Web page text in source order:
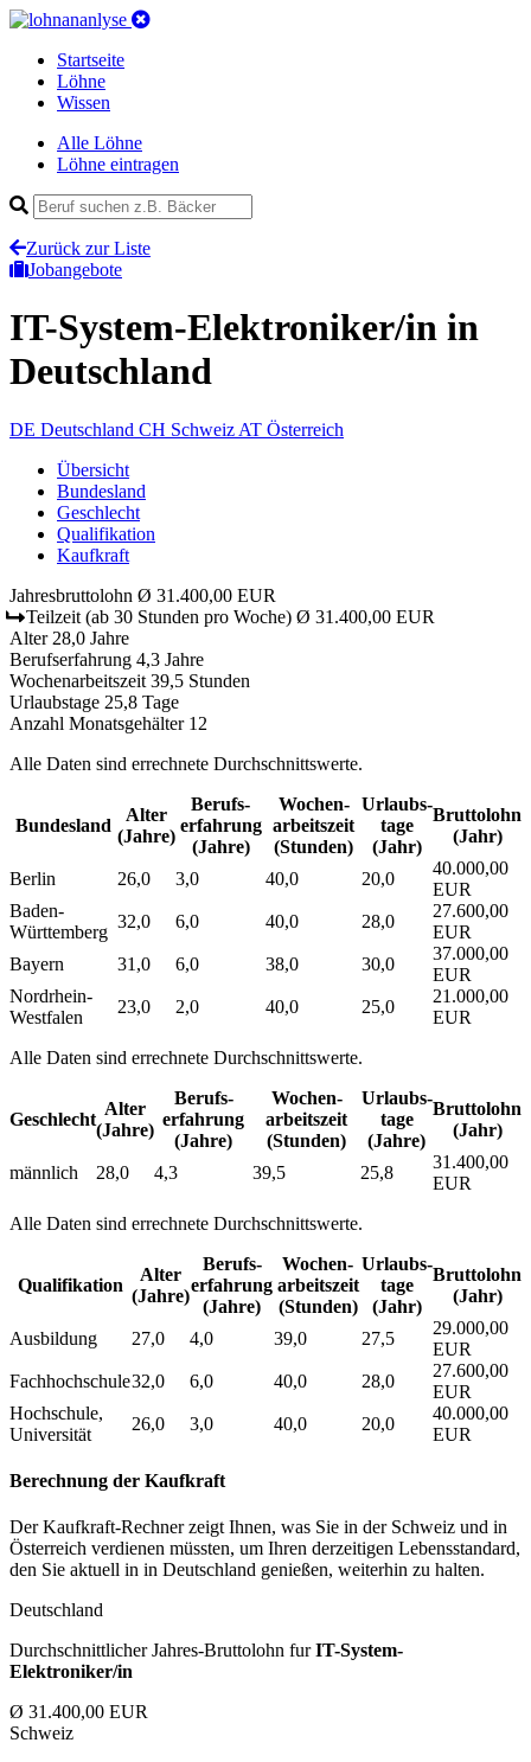
Startseite
Löhne
Wissen
Alle Löhne
Löhne eintragen
Zurück zur Liste
Jobangebote
IT-System-Elektroniker/in in
Deutschland
DE Deutschland CH Schweiz AT Österreich
Übersicht
Bundesland
Geschlecht
Qualifikation
Kaufkraft
Jahresbruttolohn Ø 31.400,00 EUR
Teilzeit (ab 30 Stunden pro Woche) Ø 31.400,00 EUR
Alter 28,0 Jahre
Berufserfahrung 4,3 Jahre
Wochenarbeitszeit 39,5 Stunden
Urlaubstage 25,8 Tage
Anzahl Monatsgehälter 12
Alle Daten sind errechnete Durchschnittswerte.
Bundesland
Alter
(Jahre)
Berufs­
erfahrung
(Jahre)
Wochen­
arbeitszeit
(Stunden)
Urlaubs­
tage
(Jahr)
Bruttolohn
(Jahr)
Berlin 26,0 3,0 40,0 20,0
40.000,00
EUR
Baden-
Württemberg
32,0 6,0 40,0 28,0
27.600,00
EUR
Bayern
31,0 6,0 38,0 30,0
37.000,00
EUR
Nordrhein-
Westfalen
23,0 2,0 40,0 25,0
21.000,00
EUR
Alle Daten sind errechnete Durchschnittswerte.
Geschlecht
Alter
(Jahre)
Berufs­
erfahrung
(Jahre)
Wochen­
arbeitszeit
(Stunden)
Urlaubs­
tage
(Jahre)
Bruttolohn
(Jahr)
männlich 28,0 4,3 39,5 25,8
31.400,00
EUR
Alle Daten sind errechnete Durchschnittswerte.
Qualifikation
Alter
(Jahre)
Berufs­
erfahrung
(Jahre)
Wochen­
arbeitszeit
(Stunden)
Urlaubs­
tage
(Jahr)
Bruttolohn
(Jahr)
Ausbildung 27,0 4,0 39,0 27,5
29.000,00
EUR
Fachhochschule32,0 6,0 40,0 28,0
27.600,00
EUR
Hochschule,
Universität
26,0 3,0 40,0 20,0
40.000,00
EUR
Berechnung der Kaufkraft
Der Kaufkraft-Rechner zeigt Ihnen, was Sie in der Schweiz und in
Österreich verdienen müssten, um Ihren derzeitigen Lebensstandard,
den Sie aktuell in in Deutschland genießen, weiterhin zu halten.
Deutschland
Durchschnittlicher Jahres-Bruttolohn furIT-System-
Elektroniker/in
Ø 31.400,00 EUR
Schweiz